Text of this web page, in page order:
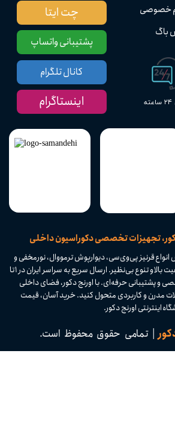
تجهیزات تخصصی دکوراسیون داخلی
خصوصی
باگ
قرنیز پی‌وی‌سی، دیوارپوش ترمووال، نورمخفی و
ابزارهای دکوراسیون داخلی با کیفیت بالا و تنوع بی‌نظیر. ارسال سریع به سراسر ایران در ۱ تا
و پشتیبانی حرفه‌ای. با اورنج دکور، فضای داخلی
مدرن و کاربردی متحول کنید. خرید آسان، قیمت
اینترنتی اورنج دکور.​​​​​​​
| تمامی حقوق محفوظ است.​​​​​​​
پشتیبانی واتساپ
چت ایتا
کانال تلگرام
اینستاگرام